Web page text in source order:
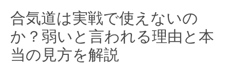
合気道は実戦で使えないの
か？弱いと言われる理由と本
当の見方を解説